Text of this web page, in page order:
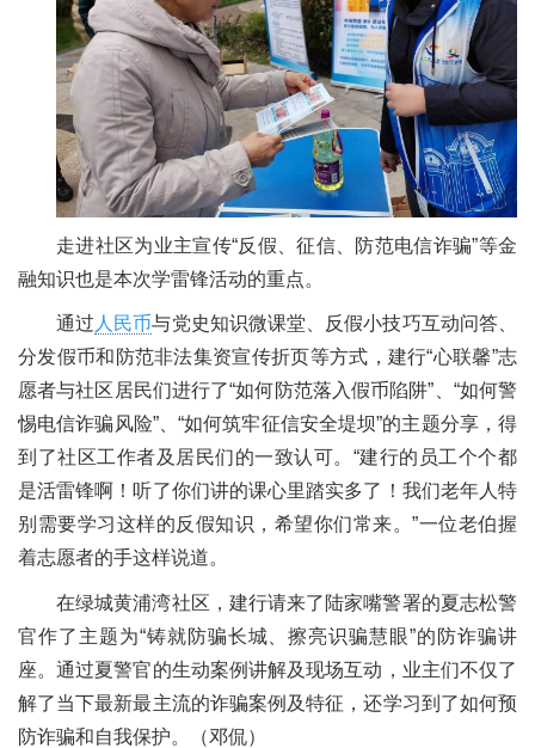
走进社区为业主宣传“反假、征信、防范电信诈骗”等金
融知识也是本次学雷锋活动的重点。
通过 人民币与党史知识微课堂、反假小技巧互动问答、
分发假币和防范非法集资宣传折页等方式，建行“心联馨”志
愿者与社区居民们进行了“如何防范落入假币陷阱”、“如何警
惕电信诈骗风险”、“如何筑牢征信安全堤坝”的主题分享，得
到了社区工作者及居民们的一致认可。“建行的员工个个都
是活雷锋啊！听了你们讲的课心里踏实多了！我们老年人特
别需要学习这样的反假知识，希望你们常来。”一位老伯握
着志愿者的手这样说道。
在绿城黄浦湾社区，建行请来了陆家嘴警署的夏志松警
官作了主题为“铸就防骗长城、擦亮识骗慧眼”的防诈骗讲
座。通过夏警官的生动案例讲解及现场互动，业主们不仅了
解了当下最新最主流的诈骗案例及特征，还学习到了如何预
防诈骗和自我保护。（邓侃）